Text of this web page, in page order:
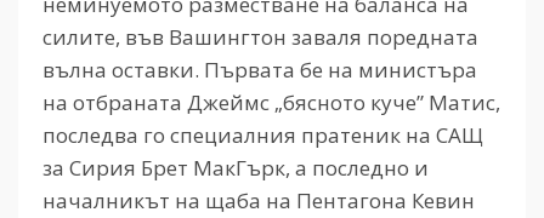
силите, във Вашингтон заваля поредната
вълна оставки. Първата бе на министъра
на отбраната Джеймс „бясното куче” Матис,
последва го специалния пратеник на САЩ
за Сирия Брет МакГърк, а последно и
началникът на щаба на Пентагона Кевин